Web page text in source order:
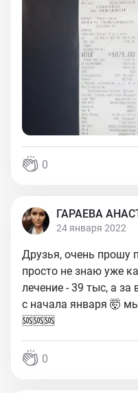
0
ГАРАЕВА
24 января 2022
Друзья, очень прошу
просто не знаю уже
лечение - 39 тыс, а
с начала января 🤯
🆘🆘🆘
0